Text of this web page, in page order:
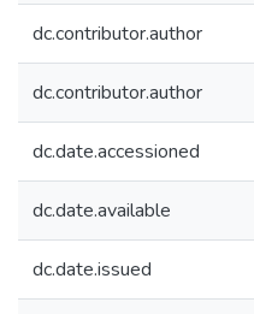
dc.contributor.author
dc.contributor.author
dc.date.accessioned
dc.date.available
dc.date.issued